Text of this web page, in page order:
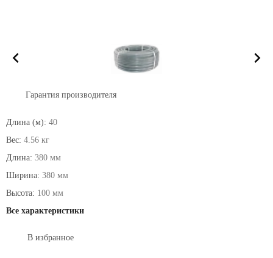
Гарантия производителя
Длина (м): 40
Вес: 4.56 кг
Длина: 380 мм
Ширина: 380 мм
Высота: 100 мм
Все характеристики
В избранное